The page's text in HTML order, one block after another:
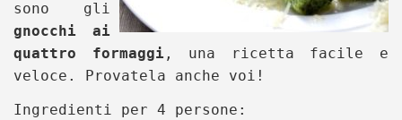
sono gli
gnocchi ai
quattro formaggi , una ricetta facile e
veloce. Provatela anche voi!
Ingredienti per 4 persone: